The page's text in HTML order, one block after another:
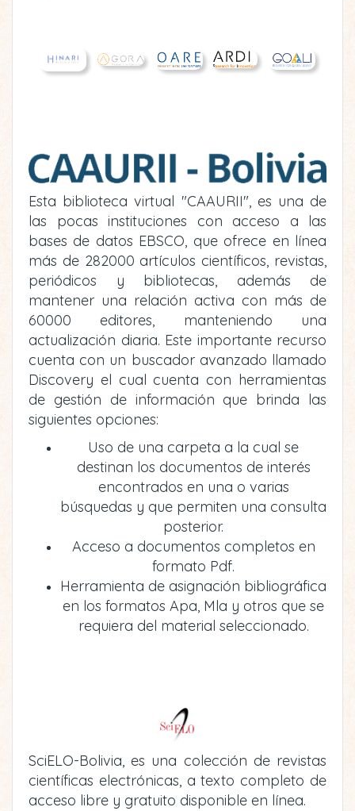
Esta biblioteca virtual "CAAURII", es una de
las pocas instituciones con acceso a las
bases de datos EBSCO, que ofrece en línea
más de 282000 artículos científicos, revistas,
periódicos y bibliotecas, además de
mantener una relación activa con más de
60000 editores, manteniendo una
actualización diaria. Este importante recurso
cuenta con un buscador avanzado llamado
Discovery el cual cuenta con herramientas
de gestión de información que brinda las
siguientes opciones:
Uso de una carpeta a la cual se
destinan los documentos de interés
encontrados en una o varias
búsquedas y que permiten una consulta
posterior.
Acceso a documentos completos en
formato Pdf.
Herramienta de asignación bibliográfica
en los formatos Apa, Mla y otros que se
requiera del material seleccionado.
SciELO-Bolivia, es una colección de revistas
científicas electrónicas, a texto completo de
acceso libre y gratuito disponible en línea.